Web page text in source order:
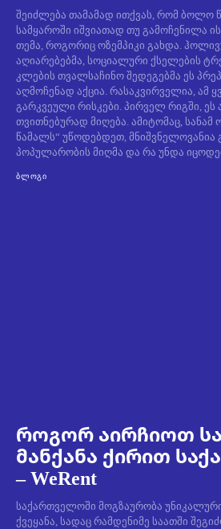
შეიძლება თამამად ითქვას, რომ ბოლო
სამყაროში იშვიათად თუ გამოჩენილა
თემა, როგორიც ოზემპიკი გახდა.
აღიარებებმა, სოციალური ქსელების
კლების თვალსაჩინო შედეგებმა ეს
აღმოჩენად აქცია. რასაკვირველია, ამ
გარკვეული რისკები. პირველ რიგში, ეს
თვითნებურად მიღება. ამიტომაც, სანამ
წამალს“ უწოდებდეთ, მნიშვნელოვანია
პოპულარობის მიღმა და რა უნდა
ᲑᲚᲝᲒᲘ
როგორ აირჩიოთ
მანქანა ქირით
– WeRent
საქართველოში მოგზაურობა
ქვეყანა, სადაც რამდენიმე საათში